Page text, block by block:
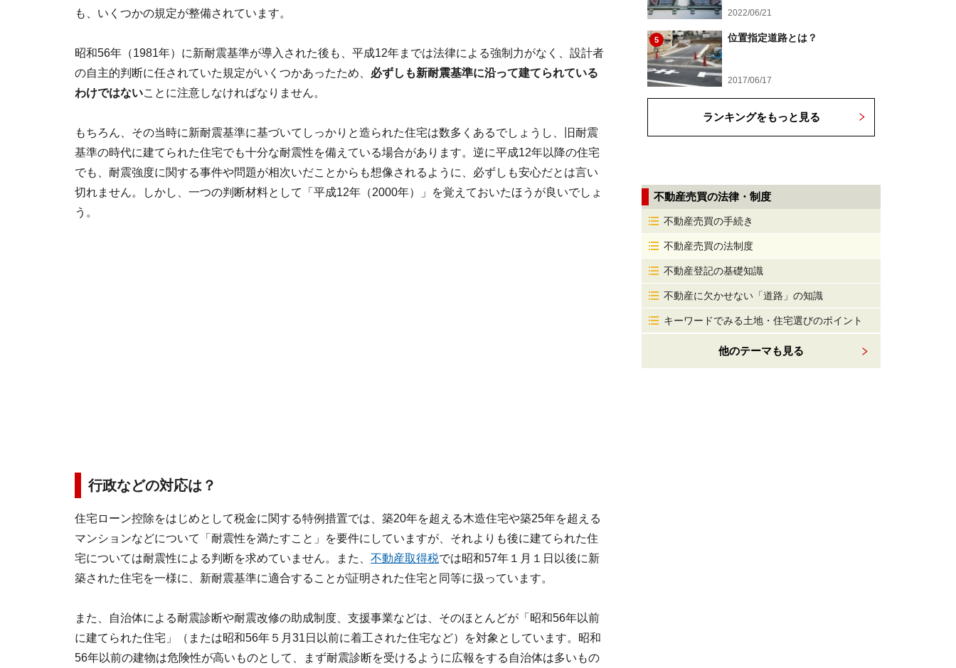
も、いくつかの規定が整備されています。
昭和56年（1981年）に新耐震基準が導入された後も、平成12年までは法律による強制力がなく、設計者
の自主的判断に任されていた規定がいくつかあったため、 必ずしも新耐震基準に沿って建てられている
わけではないことに注意しなければなりません。
もちろん、その当時に新耐震基準に基づいてしっかりと造られた住宅は数多くあるでしょうし、旧耐震
基準の時代に建てられた住宅でも十分な耐震性を備えている場合があります。逆に平成12年以降の住宅
でも、耐震強度に関する事件や問題が相次いだことからも想像されるように、必ずしも安心だとは言い
切れません。しかし、一つの判断材料として「平成12年（2000年）」を覚えておいたほうが良いでしょ
う。
行政などの対応は？
住宅ローン控除をはじめとして税金に関する特例措置では、築20年を超える木造住宅や築25年を超える
マンションなどについて「耐震性を満たすこと」を要件にしていますが、それよりも後に建てられた住
宅については耐震性による判断を求めていません。また、 不動産取得税では昭和57年１月１日以後に新
築された住宅を一様に、新耐震基準に適合することが証明された住宅と同等に扱っています。
また、自治体による耐震診断や耐震改修の助成制度、支援事業などは、そのほとんどが「昭和56年以前
に建てられた住宅」（または昭和56年５月31日以前に着工された住宅など）を対象としています。昭和
56年以前の建物は危険性が高いものとして、まず耐震診断を受けるように広報をする自治体は多いもの
2022/06/21
5 位置指定道路とは？
2017/06/17
ランキングをもっと見る
不動産売買の法律・制度
不動産売買の手続き
不動産売買の法制度
不動産登記の基礎知識
不動産に欠かせない「道路」の知識
キーワードでみる土地・住宅選びのポイント
他のテーマも見る